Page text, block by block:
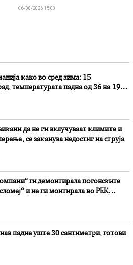
06/08/2026 15:08
како во сред зима: 15
температурата падна од 36 на 19
да не ги вклучуваат климите и
се заканува недостиг на струја
ги демонтирала погонските
и не ги монтирала во РЕК
падне уште 30 сантиметри, готови